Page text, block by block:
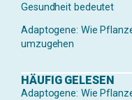
Gesundheit bedeutet
Adaptogene: Wie
umzugehen
HÄUFIG GELESEN
Adaptogene: Wie